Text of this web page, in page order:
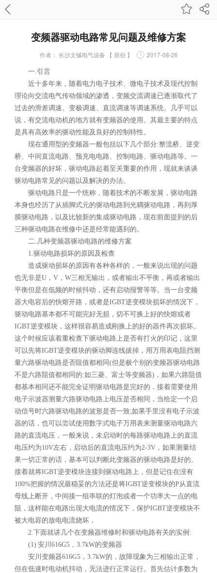
变频器驱动电路常见问题及维修方案
作者： 长沙文铖电气设备 【 原创 】 2017-08-26
一.引言
近十多年来，随着电力电子技术、微电子技术及现代控制
理论向交流电气传动领域的渗透，变频交流调速已逐渐取代了
过去的滑差调速、变极调速、直流调速等调速系统。几乎可以
说，有交流电动机的地方就有变频器的使用。其最主要的特点
是具有高效率的驱动性能及良好的控制特性。
现在通用型的变频器一般包括以下几个部分:整流桥、逆变
桥、中间直流电路、预充电电路、控制电路、驱动电路等。一
台变频器的好坏，驱动电路起着至关重要的作用，现就来谈谈
驱动电路常见的问题以及解决的办法。
驱动电路只是一个统称，随着技术的不断发展，驱动电路
本身也经历了从插脚式元的驱动电路到光耦驱动电路，再到厚
膜驱动电路，以及比较新的集成驱动电路，现在前面提到的后
三种驱动电路在维修中还是经常能遇到的。
二.几种变频器驱动电路的维修方案
1.驱动电路损坏的原因及检查
造成驱动损坏的原因有各种各样的，一般来说出现的问题
也无非是U，V，W三相无输出，或者输出不平衡，再或者输出
平衡但是在低频的时候抖动，还有启动报警等等。当一台变频
器大电容后的快熔开路，或者是IGBT逆变模块损坏的情况下，
驱动电路基本都不可能完好无损，切不可换上好的快熔或者
IGBT逆变模块，这样很容易造成刚换上的好的器件再次损坏。
这个时候应该着重检查下驱动电路上是否有打火的印记，这里
可以先将IGBT逆变模块的驱动脚连线拔掉，用万用表电阻挡测
量六路驱动电路是否阻值都相同(但是极个别的变频器驱动电路
不是六路阻值都相同的:如三菱、富士等变频器)，如果六路阻值
都基本相同还不能完全证明驱动电路是完好的，接着需要使用
电子示波器测量六路驱动电路上电压是否相同，当给定一个启
动信号时六路驱动电路的波形是否一致;如果手里没有电子示波
器的话，也可以尝试使用数字式电子万用表来测量驱动电路六
路的直流电压，一般来说，未启动时的每路驱动电路上的直流
电压约为10V左右，启动后的直流电压约为2-3V，如果测量结
果一切正常的话，基本可以判断此变频器的驱动电路是好的。
接着就将IGBT逆变模块连接到驱动电路上，但是记住在没有
100%把握的情况最稳妥的方法还是将IGBT逆变模块的P从直流
母线上断开，中间接一组串联的灯泡或者一个功率大一点的电
阻，这样能在电路出现大电流的情况下，保护IGBT逆变模块不
被大电容的放电电流烧坏，
2.下面就讲几个在变频器维修时和驱动电路有关的实例:
(1) 安川616G5，3.7kW的变频器
安川变频器616G5，3.7kW的，故障现象为三相输出正常，
但在低速时电动机抖动，无法进行正常运行。首先估计多数为